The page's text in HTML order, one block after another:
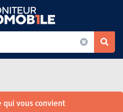
qui vous convient